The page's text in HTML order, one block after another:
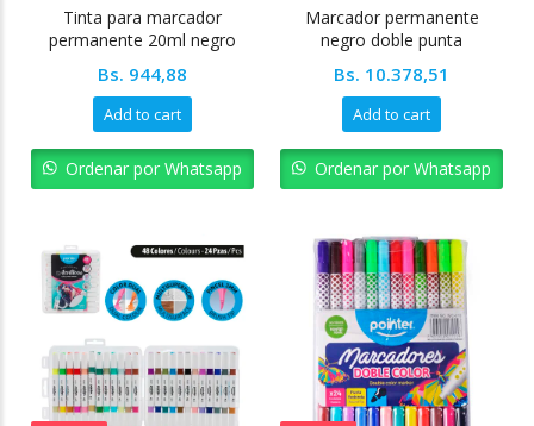
Tinta para marcador
permanente 20ml negro
Bs. 944,88
Add to cart
Ordenar por Whatsapp
Marcador permanente
negro doble punta
unidades Pointer
Bs. 10.378,51
Add to cart
Ordenar por Whatsapp